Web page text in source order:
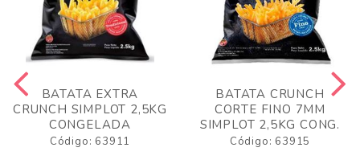
BATATA EXTRA
CRUNCH SIMPLOT 2,5KG
CONGELADA
Código: 63911
BATATA CRUNCH
CORTE FINO 7MM
SIMPLOT 2,5KG CONG.
Código: 63915